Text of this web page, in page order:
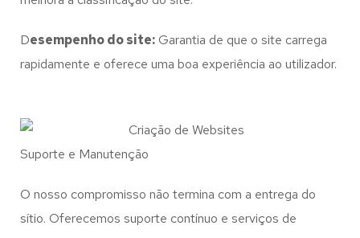
Desempenho do site:Garantia de que o site carrega
rapidamente e oferece uma boa experiência ao utilizador.
Suporte e Manutenção
O nosso compromisso não termina com a entrega do
sítio. Oferecemos suporte contínuo e serviços de